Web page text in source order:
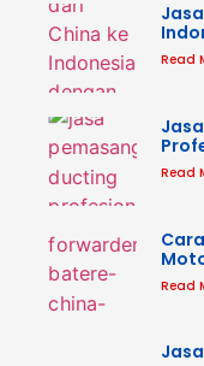
Read
Read
Read